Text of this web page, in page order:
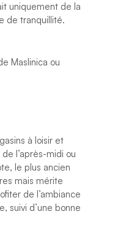
uniquement de la
de tranquillité.
Maslinica ou
à loisir et
l’après-midi ou
le plus ancien
mais mérite
de l’ambiance
suivi d’une bonne